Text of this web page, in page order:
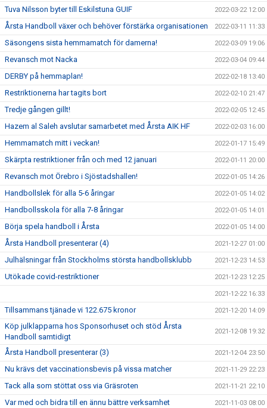
Tuva Nilsson byter till Eskilstuna GUIF 2022-03-22 12:00
Årsta Handboll växer och behöver förstärka organisationen 2022-03-11 11:33
Säsongens sista hemmamatch för damerna! 2022-03-09 19:06
Revansch mot Nacka 2022-03-04 09:44
DERBY på hemmaplan! 2022-02-18 13:40
Restriktionerna har tagits bort 2022-02-10 21:47
Tredje gången gillt! 2022-02-05 12:45
Hazem al Saleh avslutar samarbetet med Årsta AIK HF 2022-02-03 16:00
Hemmamatch mitt i veckan! 2022-01-17 15:49
Skärpta restriktioner från och med 12 januari 2022-01-11 20:00
Revansch mot Örebro i Sjöstadshallen! 2022-01-05 14:26
Handbollslek för alla 5-6 åringar 2022-01-05 14:02
Handbollsskola för alla 7-8 åringar 2022-01-05 14:01
Börja spela handboll i Årsta 2022-01-05 14:00
Årsta Handboll presenterar (4) 2021-12-27 01:00
Julhälsningar från Stockholms största handbollsklubb 2021-12-23 14:53
Utökade covid-restriktioner 2021-12-23 12:25
2021-12-22 16:33
Tillsammans tjänade vi 122.675 kronor 2021-12-20 14:09
Köp julklapparna hos Sponsorhuset och stöd Årsta
Handboll samtidigt
2021-12-08 19:32
Årsta Handboll presenterar (3) 2021-12-04 23:50
Nu krävs det vaccinationsbevis på vissa matcher 2021-11-29 22:23
Tack alla som stöttat oss via Gräsroten 2021-11-21 22:10
Var med och bidra till en ännu bättre verksamhet 2021-11-03 08:00